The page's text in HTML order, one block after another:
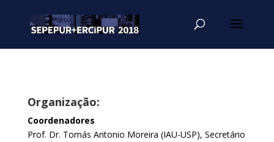
Organização:
Coordenadores
Prof. Dr. Tomás Antonio Moreira (IAU-USP), Secretário